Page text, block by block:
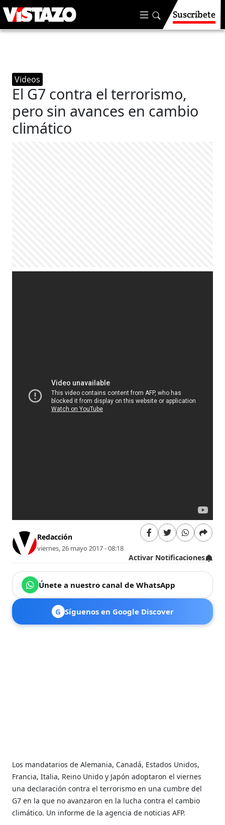
Suscríbete
Videos
El G7 contra el terrorismo,
pero sin avances en cambio
climático
Redacción
viernes, 26 mayo 2017 - 08:18
Activar Notificaciones
Únete a nuestro canal de WhatsApp
G Síguenos en Google Discover
Los mandatarios de Alemania, Canadá, Estados Unidos,
Francia, Italia, Reino Unido y Japón adoptaron el viernes
una declaración contra el terrorismo en una cumbre del
G7 en la que no avanzaron en la lucha contra el cambio
climático. Un informe de la agencia de noticias AFP.